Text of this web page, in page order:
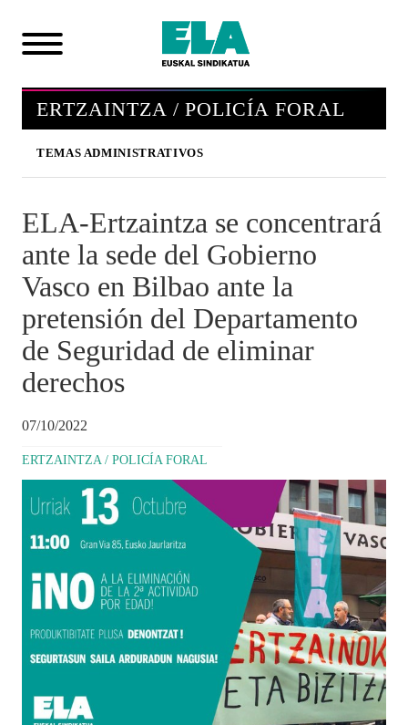
ERTZAINTZA / POLICÍA FORAL
TEMAS ADMINISTRATIVOS
ELA-Ertzaintza se concentrará
ante la sede del Gobierno
Vasco en Bilbao ante la
pretensión del Departamento
de Seguridad de eliminar
derechos
07/10/2022
ERTZAINTZA / POLICÍA FORAL